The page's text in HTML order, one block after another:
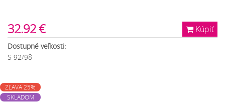
Kúpiť
32.92 €
Dostupné veľkosti:
S 92/98
ZĽAVA 25%
SKLADOM